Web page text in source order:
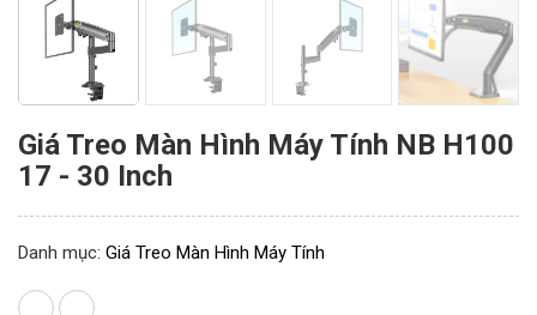
Giá Treo Màn Hình Máy Tính NB H100
17 - 30 Inch
Danh mục: Giá Treo Màn Hình Máy Tính